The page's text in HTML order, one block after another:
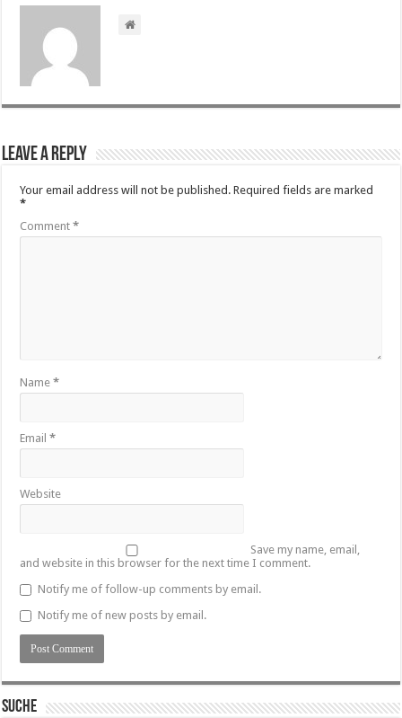
Leave a Reply
Your email address will not be published. Required fields are marked
*
Comment*
Name*
Email*
Website
Save my name, email,
and website in this browser for the next time I comment.
Notify me of follow-up comments by email.
Notify me of new posts by email.
SUCHE